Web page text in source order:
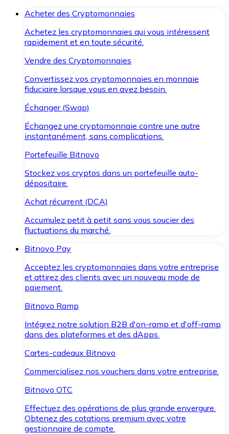
Acheter des Cryptomonnaies
Achetez les cryptomonnaies qui vous intéressent
rapidement et en toute sécurité.
Vendre des Cryptomonnaies
Convertissez vos cryptomonnaies en monnaie
fiduciaire lorsque vous en avez besoin.
Échanger (Swap)
Échangez une cryptomonnaie contre une autre
instantanément, sans complications.
Portefeuille Bitnovo
Stockez vos cryptos dans un portefeuille auto-
dépositaire.
Achat récurrent (DCA)
Accumulez petit à petit sans vous soucier des
fluctuations du marché.
Bitnovo Pay
Acceptez les cryptomonnaies dans votre entreprise
et attirez des clients avec un nouveau mode de
paiement.
Bitnovo Ramp
Intégrez notre solution B2B d'on-ramp et d'off-ramp
dans des plateformes et des dApps.
Cartes-cadeaux Bitnovo
Commercialisez nos vouchers dans votre entreprise.
Bitnovo OTC
Effectuez des opérations de plus grande envergure.
Obtenez des cotations premium avec votre
gestionnaire de compte.